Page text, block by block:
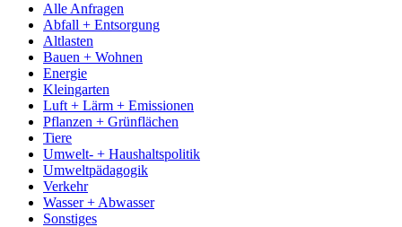
Alle Anfragen
Abfall + Entsorgung
Altlasten
Bauen + Wohnen
Energie
Kleingarten
Luft + Lärm + Emissionen
Pflanzen + Grünflächen
Tiere
Umwelt- + Haushaltspolitik
Umweltpädagogik
Verkehr
Wasser + Abwasser
Sonstiges